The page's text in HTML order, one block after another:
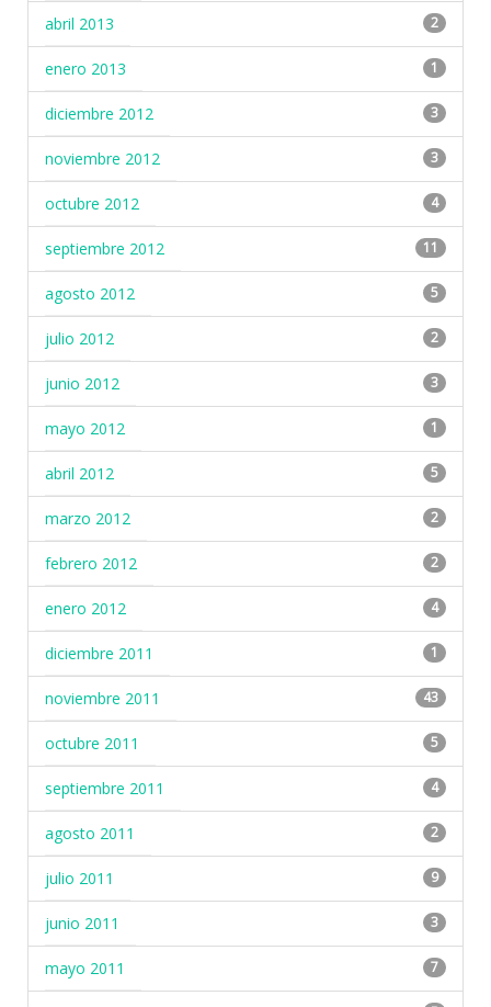
abril 2013 2
enero 2013 1
diciembre 2012 3
noviembre 2012 3
octubre 2012 4
septiembre 2012 11
agosto 2012 5
julio 2012 2
junio 2012 3
mayo 2012 1
abril 2012 5
marzo 2012 2
febrero 2012 2
enero 2012 4
diciembre 2011 1
noviembre 2011 43
octubre 2011 5
septiembre 2011 4
agosto 2011 2
julio 2011 9
junio 2011 3
mayo 2011 7